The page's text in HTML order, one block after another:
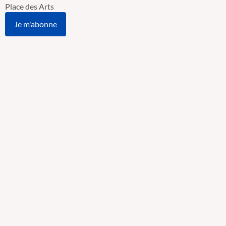
Place des Arts